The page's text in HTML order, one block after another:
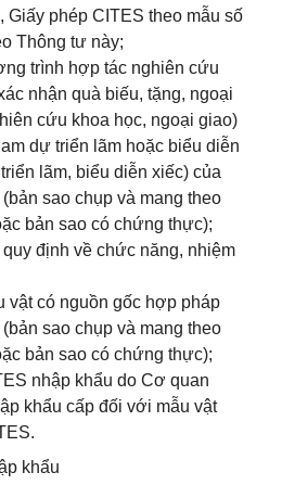
Giấy phép CITES theo mẫu số
Thông tư này;
trình hợp tác nghiên cứu
nhận quà biếu, tặng, ngoại
cứu khoa học, ngoại giao)
dự triển lãm hoặc biểu diễn
lãm, biểu diễn xiếc) của
sao chụp và mang theo
bản sao có chứng thực);
định về chức năng, nhiệm
vật có nguồn gốc hợp pháp
sao chụp và mang theo
bản sao có chứng thực);
nhập khẩu do Cơ quan
khẩu cấp đối với mẫu vật
khẩu